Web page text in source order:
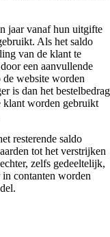
jaar vanaf hun uitgifte
Als het saldo
van de klant te
een aanvullende
de website worden
is dan het bestelbedrag
klant worden gebruikt
resterende saldo
tot het verstrijken
zelfs gedeeltelijk,
in contanten worden